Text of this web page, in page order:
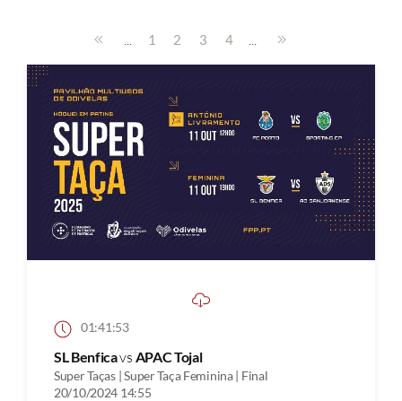
... 1 2 3 4 ...
01:41:53
SL Benficavs APAC Tojal
Super Taças | Super Taça Feminina | Final
20/10/2024 14:55